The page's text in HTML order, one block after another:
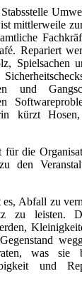
mittlerweile
Repariert
Spielsachen
und
kürzt
die
den
es, Abfall zu
zu leisten.
was sie
und